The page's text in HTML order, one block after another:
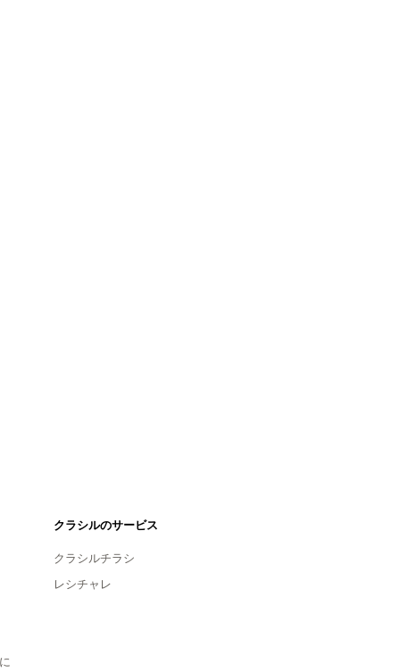
クラシルのサービス
クラシルチラシ
レシチャレ